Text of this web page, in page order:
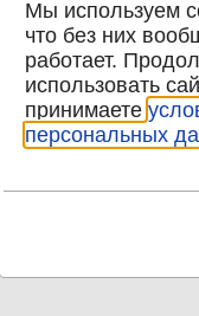
0.00
0.00
Открытка
Мы используем
что без них
работает.
использовать
принимаете
персональных